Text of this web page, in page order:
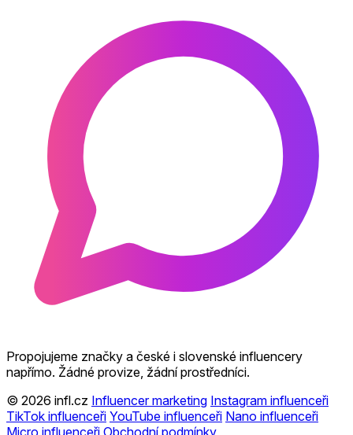
Propojujeme značky a české i slovenské influencery
napřímo. Žádné provize, žádní prostředníci.
© 2026 infl.cz Influencer marketing Instagram influenceři
TikTok influenceři YouTube influenceři Nano influenceři
Micro influenceři Obchodní podmínky